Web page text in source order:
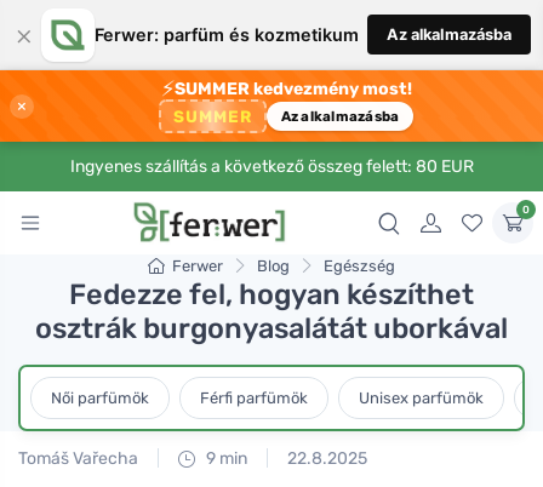
× Ferwer: parfüm és kozmetikum Az alkalmazásba
×
⚡SUMMER kedvezmény most!
SUMMER Az alkalmazásba
Ingyenes szállítás a következő összeg felett: 80 EUR
0
Ferwer Blog Egészség
Fedezze fel, hogyan készíthet
osztrák burgonyasalátát uborkával
Női parfümök Férfi parfümök Unisex parfümök
Tomáš Vařecha 9 min 22.8.2025